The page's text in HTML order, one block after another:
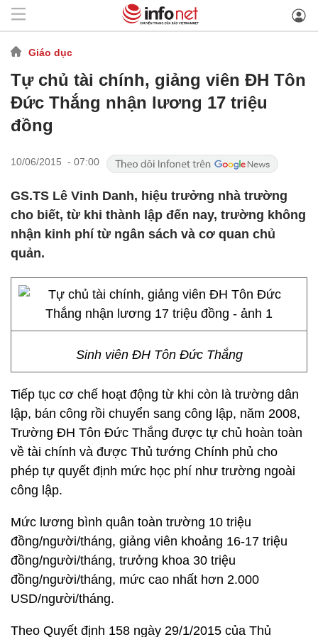
Giáo dục
Tự chủ tài chính, giảng viên ĐH Tôn
Đức Thắng nhận lương 17 triệu
đồng
10/06/2015 - 07:00
GS.TS Lê Vinh Danh, hiệu trưởng nhà trường
cho biết, từ khi thành lập đến nay, trường không
nhận kinh phí từ ngân sách và cơ quan chủ
quản.
Sinh viên ĐH Tôn Đức Thắng
Tiếp tục cơ chế hoạt động từ khi còn là trường dân
lập, bán công rồi chuyển sang công lập, năm 2008,
Trường ĐH Tôn Đức Thắng được tự chủ hoàn toàn
về tài chính và được Thủ tướng Chính phủ cho
phép tự quyết định mức học phí như trường ngoài
công lập.
Mức lương bình quân toàn trường 10 triệu
đồng/người/tháng, giảng viên khoảng 16-17 triệu
đồng/người/tháng, trưởng khoa 30 triệu
đồng/người/tháng, mức cao nhất hơn 2.000
USD/người/tháng.
Theo Quyết định 158 ngày 29/1/2015 của Thủ